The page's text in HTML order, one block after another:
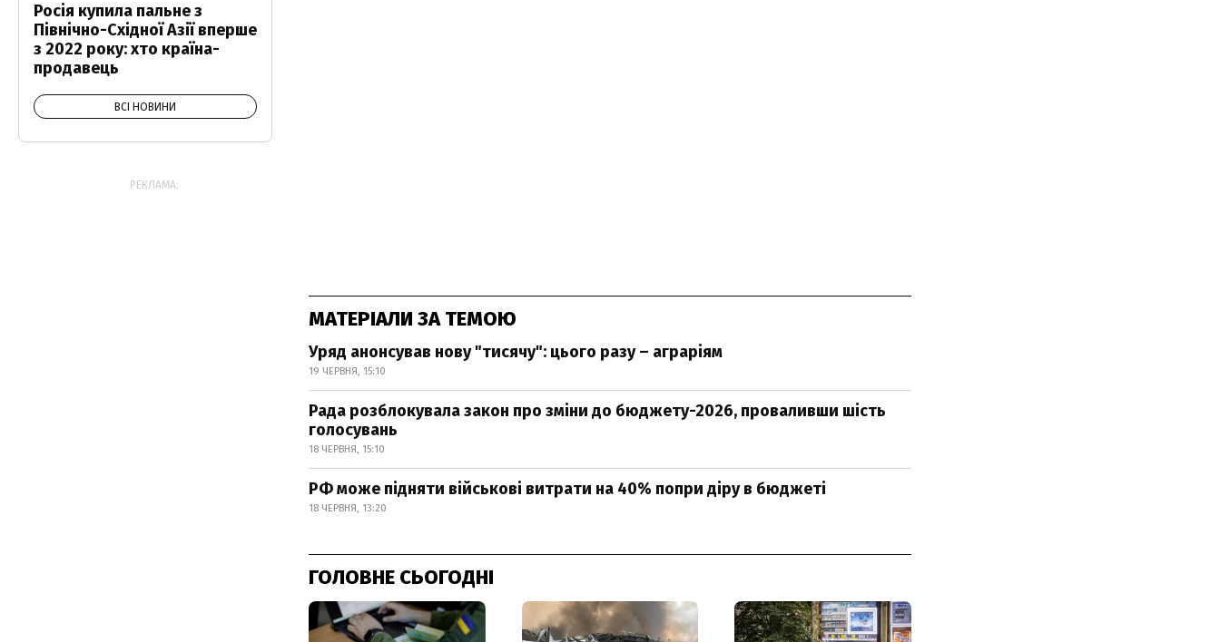
МАТЕРІАЛИ ЗА ТЕМОЮ
Уряд анонсував нову "тисячу": цього разу – аграріям
19 ЧЕРВНЯ, 15:10
Рада розблокувала закон про зміни до бюджету-2026, проваливши шість
голосувань
18 ЧЕРВНЯ, 15:10
РФ може підняти військові витрати на 40% попри діру в бюджеті
18 ЧЕРВНЯ, 13:20
ГОЛОВНЕ СЬОГОДНІ
Росія купила пальне з
Північно-Східної Азії вперше
з 2022 року: хто країна-
продавець
ВСІ НОВИНИ
РЕКЛАМА: